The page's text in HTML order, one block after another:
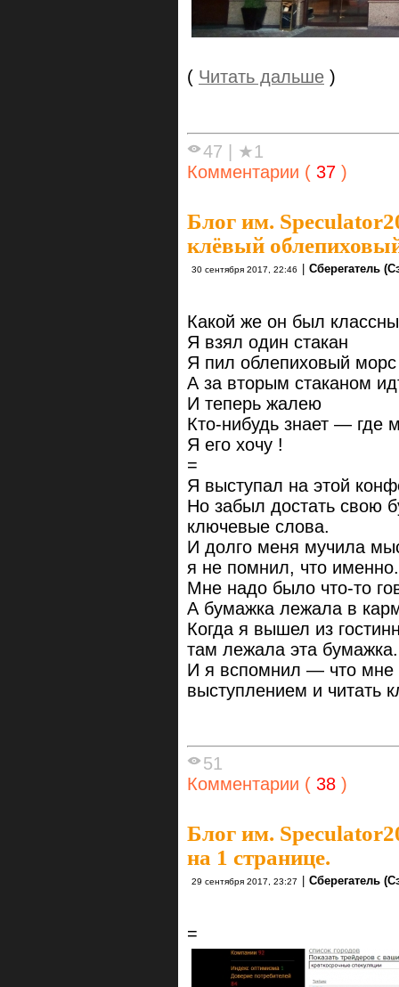
( Читать дальше )
47 | ★1
Комментарии ( 37 )
Блог им.
клёвый
30 сентября 2017, 22:46 | Сберегатель
Какой же он был
Я взял один стакан
Я пил облепиховый
А за вторым стаканом
И теперь жалею
Кто-нибудь знает — где
Я его хочу !
=
Я выступал на этой
Но забыл достать свою
ключевые слова.
И долго меня мучила
я не помнил, что именно.
Мне надо было что-то
А бумажка лежала в
Когда я вышел из
там лежала эта бумажка.
И я вспомнил — что мне
выступлением и читать
51
Комментарии ( 38 )
Блог им.
на 1 странице.
29 сентября 2017, 23:27 Сберегатель
=